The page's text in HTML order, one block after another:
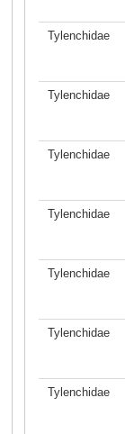
Tylenchidae
Tylenchidae
Tylenchidae
Tylenchidae
Tylenchidae
Tylenchidae
Tylenchidae